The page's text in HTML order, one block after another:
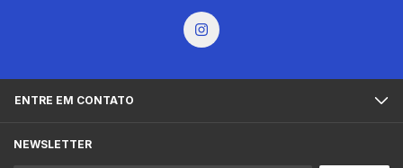
ENTRE EM CONTATO
NEWSLETTER